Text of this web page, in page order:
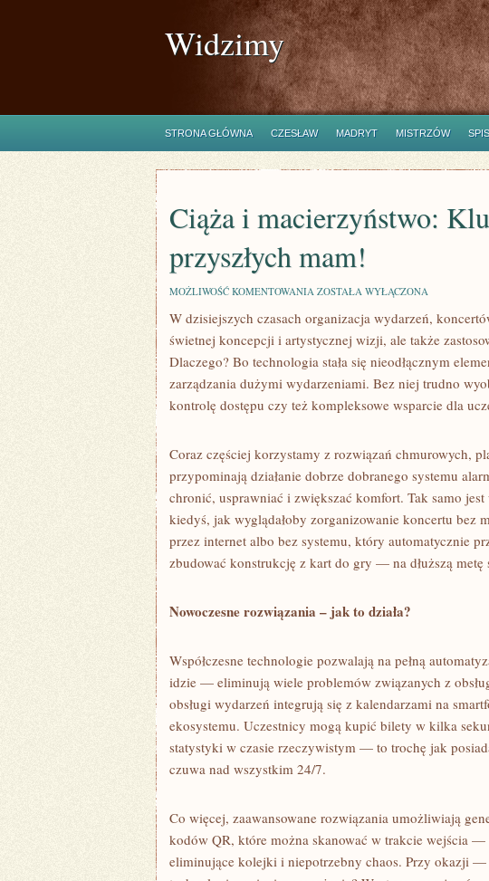
Widzimy
STRONA GŁÓWNA CZESŁAW MADRYT MISTRZÓW
Ciąża i macierzyństwo:
przyszłych mam!
MOŻLIWOŚĆ KOMENTOWANIA CIĄŻA
MACIERZYŃSTWO:
KLUCZOWE
INFORMACJE
DLA
PRZYSZŁYCH
MAM!
ZOSTAŁA WYŁĄCZONA
W dzisiejszych czasach organizacja wydarzeń,
świetnej koncepcji i artystycznej wizji, ale także
Dlaczego? Bo technologia stała się nieodłącznym
zarządzania dużymi wydarzeniami. Bez niej trudno
kontrolę dostępu czy też kompleksowe wsparcie dla
Coraz częściej korzystamy z rozwiązań chmurowych,
przypominają działanie dobrze dobranego systemu
chronić, usprawniać i zwiększać komfort. Tak samo
kiedyś, jak wyglądałoby zorganizowanie koncertu bez
przez internet albo bez systemu, który automatycznie
zbudować konstrukcję z kart do gry — na dłuższą metę
Nowoczesne rozwiązania – jak to działa?
Współczesne technologie pozwalają na pełną
idzie — eliminują wiele problemów związanych z
obsługi wydarzeń integrują się z kalendarzami na
ekosystemu. Uczestnicy mogą kupić bilety w kilka
statystyki w czasie rzeczywistym — to trochę jak
czuwa nad wszystkim 24/7.
Co więcej, zaawansowane rozwiązania umożliwiają
kodów QR, które można skanować w trakcie wejścia
eliminujące kolejki i niepotrzebny chaos. Przy okazji —